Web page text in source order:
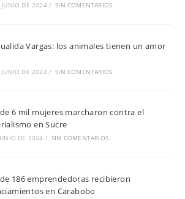
JUNIO DE 2024 / SIN COMENTARIOS
Vargas: los animales tienen un amor
JUNIO DE 2024 / SIN COMENTARIOS
6 mil mujeres marcharon contra el
en Sucre
DE 2024 / SIN COMENTARIOS
186 emprendedoras recibieron
en Carabobo